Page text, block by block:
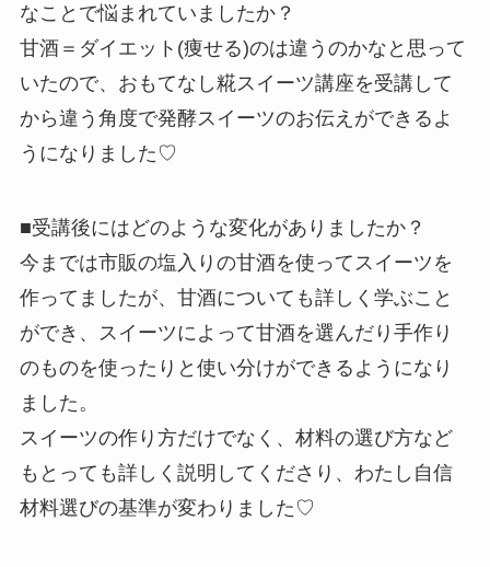
なことで悩まれていましたか？
甘酒＝ダイエット(痩せる)のは違う のかなと思って
いたので、お もてなし糀スイーツ講座を受講して
から違う角度で発酵スイーツのお伝えができるよ
うになりました♡
■受講後にはどのような変化がありましたか？
今までは市販の塩入りの甘酒を使ってスイーツを
作ってましたが、 甘酒についても詳しく学ぶこと
ができ、
スイーツによって甘酒を選んだり手作り
のものを使ったりと使い分けができるようになり
ました 。
スイーツの作り方だけでなく、材料の選び方など
もとっても詳しく説明してくださり、わたし自信
材料選びの基準が変わりました ♡